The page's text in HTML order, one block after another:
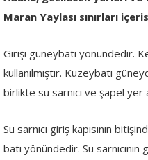
Maran Yaylası sınırları
Girişi güneybatı yönündedir.
kullanılmıştır. Kuzeybatı
birlikte su sarnıcı ve şapel yer
Su sarnıcı giriş kapısının
batı yönündedir. Su